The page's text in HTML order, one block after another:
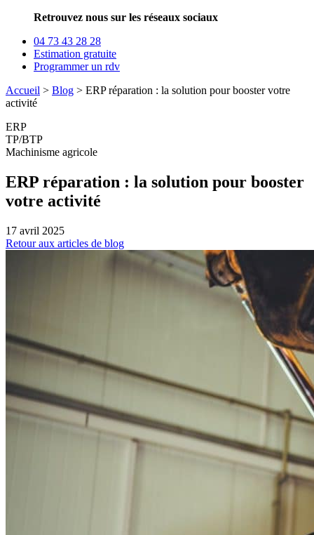
Retrouvez nous sur les réseaux sociaux
04 73 43 28 28
Estimation gratuite
Programmer un rdv
Accueil > Blog > ERP réparation : la solution pour booster votre
activité
ERP
TP/BTP
Machinisme agricole
ERP réparation : la solution pour booster
votre activité
17 avril 2025
Retour aux articles de blog